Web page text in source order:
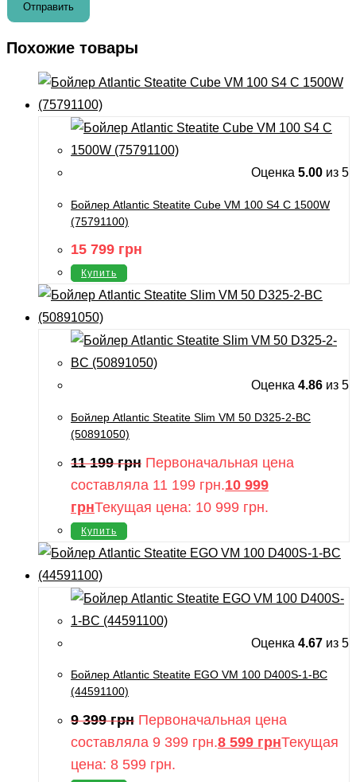
Похожие товары
Оценка 5.00 из 5
Бойлер Atlantic Steatite Cube VM 100 S4 C 1500W
(75791100)
15 799 грн
Купить
Оценка 4.86 из 5
Бойлер Atlantic Steatite Slim VM 50 D325-2-BC
(50891050)
11 199грн Первоначальная цена
составляла 11 199 грн.10 999
грнТекущая цена: 10 999 грн.
Купить
Оценка 4.67 из 5
Бойлер Atlantic Steatite EGO VM 100 D400S-1-BC
(44591100)
9 399грн Первоначальная цена
составляла 9 399 грн.8 599 грнТекущая
цена: 8 599 грн.